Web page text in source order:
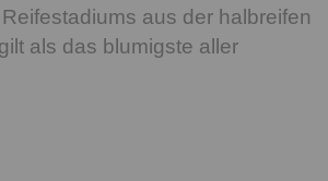
aus der halbreifen
als das blumigste aller